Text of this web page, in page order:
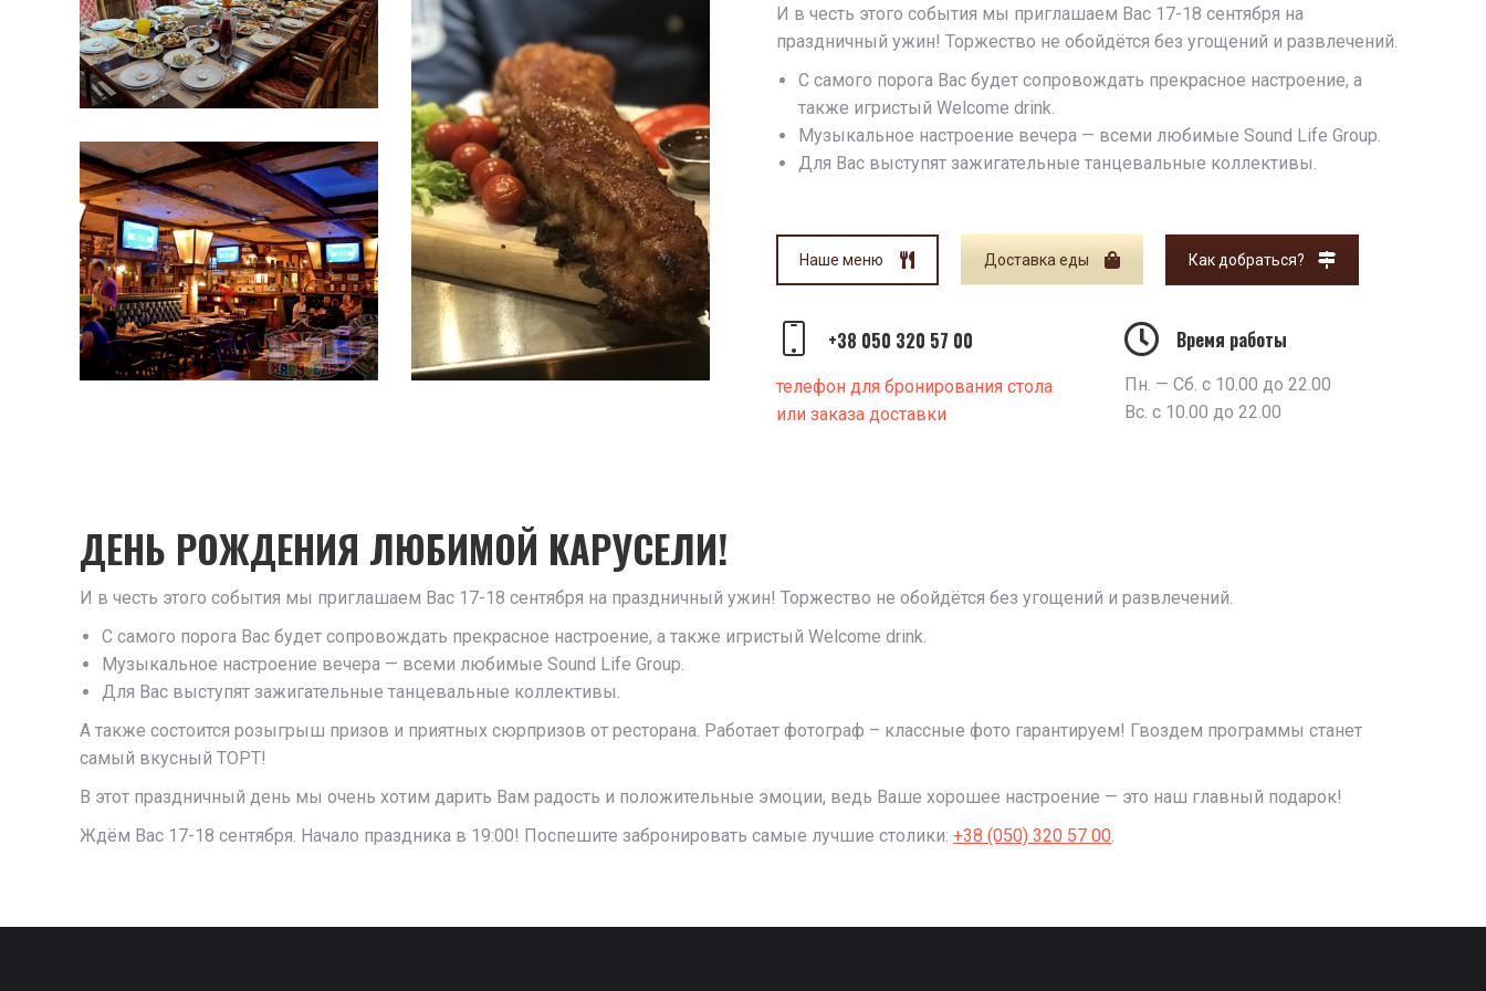
И в честь этого события мы приглашаем Вас 17-18 сентября на
праздничный ужин! Торжество не обойдётся без угощений и развлечений.
С самого порога Вас будет сопровождать прекрасное настроение, а
также игристый Welcome drink.
Музыкальное настроение вечера — всеми любимые Sоund Life Group.
Для Вас выступят зажигательные танцевальные коллективы.
Наше меню Доставка еды Как добраться?
+38 050 320 57 00
телефон для бронирования стола
или заказа доставки
Время работы
Пн. — Сб. с 10.00 до 22.00
Вс. с 10.00 до 22.00
ДЕНЬ РОЖДЕНИЯ ЛЮБИМОЙ КАРУСЕЛИ!
И в честь этого события мы приглашаем Вас 17-18 сентября на праздничный ужин! Торжество не обойдётся без угощений и развлечений.
С самого порога Вас будет сопровождать прекрасное настроение, а также игристый Welcome drink.
Музыкальное настроение вечера — всеми любимые Sоund Life Group.
Для Вас выступят зажигательные танцевальные коллективы.
А также состоится розыгрыш призов и приятных сюрпризов от ресторана. Работает фотограф – классные фото гарантируем! Гвоздем программы станет
самый вкусный ТОРТ!
В этот праздничный день мы очень хотим дарить Вам радость и положительные эмоции, ведь Ваше хорошее настроение — это наш главный подарок!
Ждём Вас 17-18 сентября. Начало праздника в 19:00! Поспешите забронировать самые лучшие столики: +38 (050) 320 57 00.